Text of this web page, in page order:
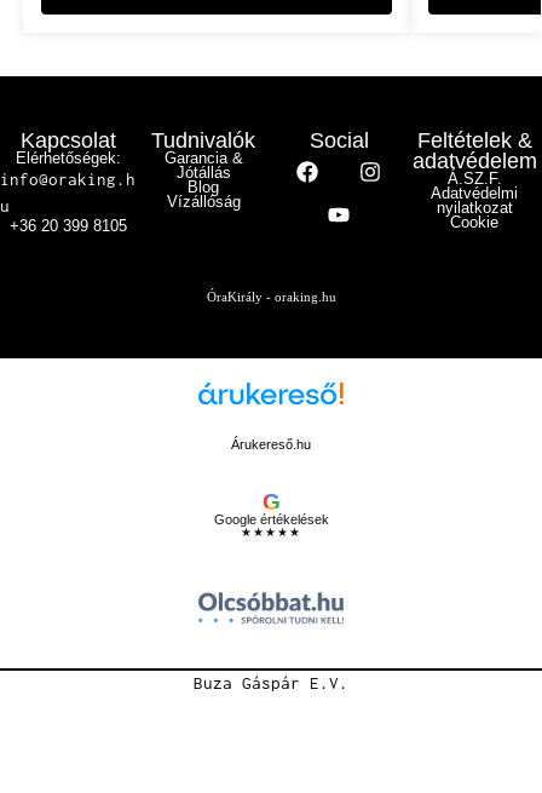
Kapcsolat
Elérhetőségek:
info@oraking.h
u
+36 20 399 8105
Tudnivalók
Garancia &
Jótállás
Blog
Vízállóság
Social
Feltételek &
adatvédelem
Á.SZ.F.
Adatvédelmi
nyilatkozat
Cookie
ÓraKirály - oraking.hu
Árukereső.hu
G
Google értékelések
★★★★★
Buza Gáspár E.V.